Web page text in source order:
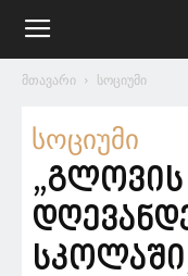
მთავარი სოციუმი
სოციუმი